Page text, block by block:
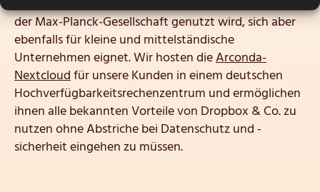
der Max-Planck-Gesellschaft genutzt wird, sich aber
ebenfalls für kleine und mittelständische
Unternehmen eignet. Wir hosten dieArconda-
Nextcloudfür unsere Kunden in einem deutschen
Hochverfügbarkeitsrechenzentrum und ermöglichen
ihnen alle bekannten Vorteile von Dropbox & Co. zu
nutzen ohne Abstriche bei Datenschutz und -
sicherheit eingehen zu müssen.